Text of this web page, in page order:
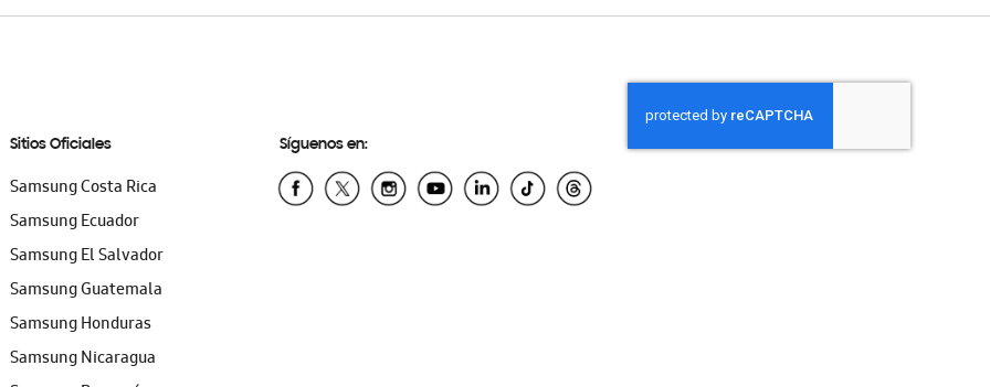
Sitios Oficiales
Samsung Costa Rica
Samsung Ecuador
Samsung El Salvador
Samsung Guatemala
Samsung Honduras
Samsung Nicaragua
Síguenos en: